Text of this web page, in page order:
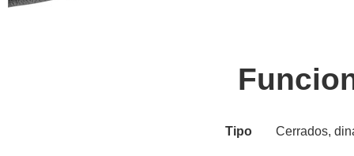
Tipo Cerrados,